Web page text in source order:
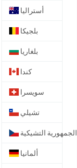
أستراليا
بلجيكا
بلغاريا
كندا
سويسرا
تشيلي
الجمهورية التشيكية
ألمانيا